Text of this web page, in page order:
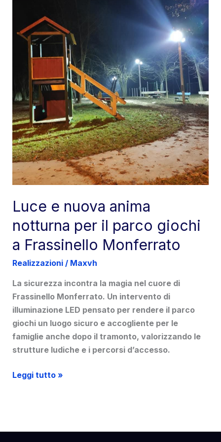
Luce e nuova anima
notturna per il parco giochi
a Frassinello Monferrato
Realizzazioni/ Maxvh
La sicurezza incontra la magia nel cuore di
Frassinello Monferrato. Un intervento di
illuminazione LED pensato per rendere il parco
giochi un luogo sicuro e accogliente per le
famiglie anche dopo il tramonto, valorizzando le
strutture ludiche e i percorsi d’accesso.
Luce
Leggi tutto »